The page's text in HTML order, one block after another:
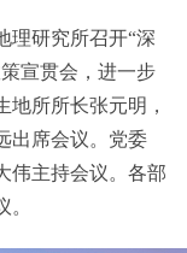
理研究所召开“深
宣贯会，进一步
所所长张元明，
出席会议。党委
伟主持会议。各部